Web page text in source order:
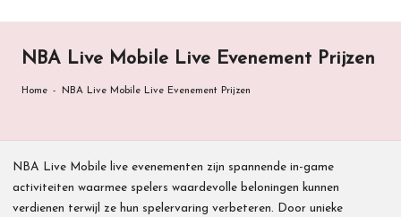
NBA Live Mobile Live Evenement Prijzen
Home - NBA Live Mobile Live Evenement Prijzen
NBA Live Mobile live evenementen zijn spannende in-game
activiteiten waarmee spelers waardevolle beloningen kunnen
verdienen terwijl ze hun spelervaring verbeteren. Door unieke